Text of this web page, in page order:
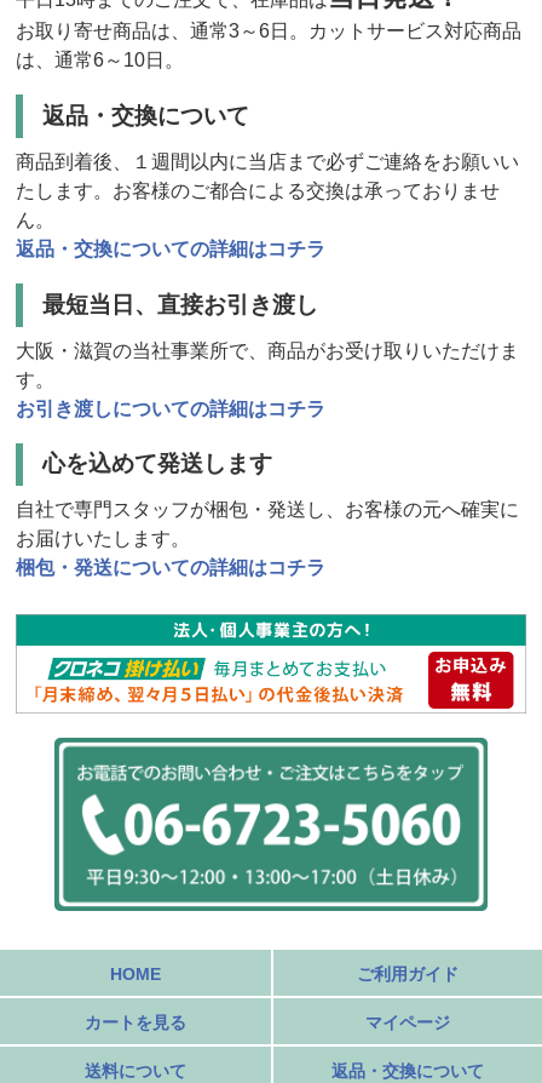
お取り寄せ商品は、通常3～6日。カットサービス対応商品
は、通常6～10日。
返品・交換について
商品到着後、１週間以内に当店まで必ずご連絡をお願いい
たします。お客様のご都合による交換は承っておりませ
ん。
返品・交換についての詳細はコチラ
最短当日、直接お引き渡し
大阪・滋賀の当社事業所で、商品がお受け取りいただけま
す。
お引き渡しについての詳細はコチラ
心を込めて発送します
自社で専門スタッフが梱包・発送し、お客様の元へ確実に
お届けいたします。
梱包・発送についての詳細はコチラ
HOME ご利用ガイド
カートを見る マイページ
送料について 返品・交換について